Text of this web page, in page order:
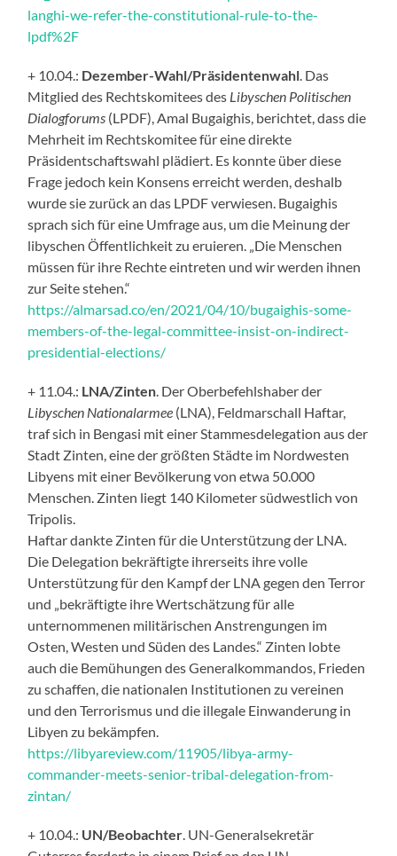
langhi-we-refer-the-constitutional-rule-to-the-
lpdf%2F
+ 10.04.: Dezember-Wahl/Präsidentenwahl . Das
Mitglied des Rechtskomitees des Libyschen Politischen
Dialogforums (LPDF), Amal Bugaighis, berichtet, dass die
Mehrheit im Rechtskomitee für eine direkte
Präsidentschaftswahl plädiert. Es konnte über diese
Frage jedoch kein Konsens erreicht werden, deshalb
wurde sie zurück an das LPDF verwiesen. Bugaighis
sprach sich für eine Umfrage aus, um die Meinung der
libyschen Öffentlichkeit zu eruieren. „Die Menschen
müssen für ihre Rechte eintreten und wir werden ihnen
zur Seite stehen.“
https://almarsad.co/en/2021/04/10/bugaighis-some-
members-of-the-legal-committee-insist-on-indirect-
presidential-elections/
+ 11.04.: LNA/Zinten . Der Oberbefehlshaber der
Libyschen Nationalarmee (LNA), Feldmarschall Haftar,
traf sich in Bengasi mit einer Stammesdelegation aus der
Stadt Zinten, eine der größten Städte im Nordwesten
Libyens mit einer Bevölkerung von etwa 50.000
Menschen. Zinten liegt 140 Kilometer südwestlich von
Tripolis.
Haftar dankte Zinten für die Unterstützung der LNA.
Die Delegation bekräftigte ihrerseits ihre volle
Unterstützung für den Kampf der LNA gegen den Terror
und „bekräftigte ihre Wertschätzung für alle
unternommenen militärischen Anstrengungen im
Osten, Westen und Süden des Landes.“ Zinten lobte
auch die Bemühungen des Generalkommandos, Frieden
zu schaffen, die nationalen Institutionen zu vereinen
und den Terrorismus und die illegale Einwanderung in
Libyen zu bekämpfen.
https://libyareview.com/11905/libya-army-
commander-meets-senior-tribal-delegation-from-
zintan/
+ 10.04.: UN/Beobachter . UN-Generalsekretär